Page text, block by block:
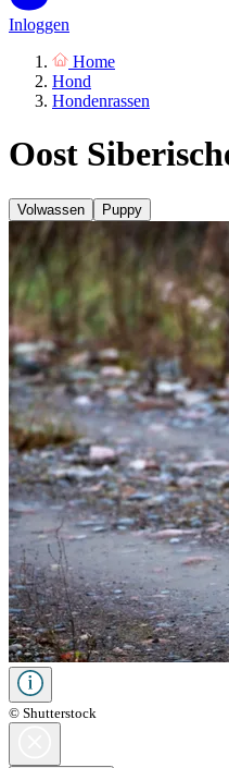
Inloggen
Home
Hond
Hondenrassen
Oost
Volwassen Puppy
© Shutterstock